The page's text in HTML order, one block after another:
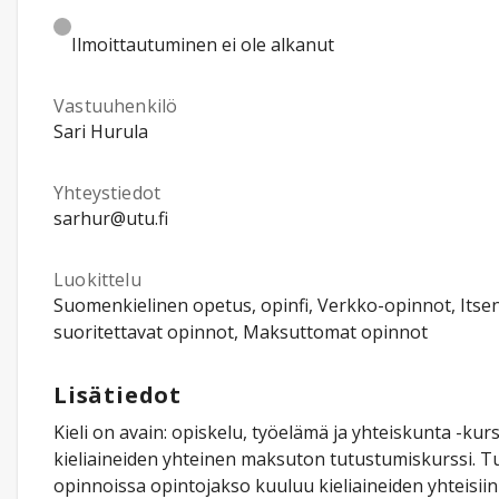
Ilmoittautuminen ei ole alkanut
Vastuuhenkilö
Sari Hurula
Yhteystiedot
sarhur@utu.fi
Luokittelu
Suomenkielinen opetus, opinfi, Verkko-opinnot,
suoritettavat opinnot, Maksuttomat opinnot
Lisätiedot
Kieli on avain: opiskelu, työelämä ja yhteiskunta -
kieliaineiden yhteinen maksuton tutustumiskurssi.
opinnoissa opintojakso kuuluu kieliaineiden